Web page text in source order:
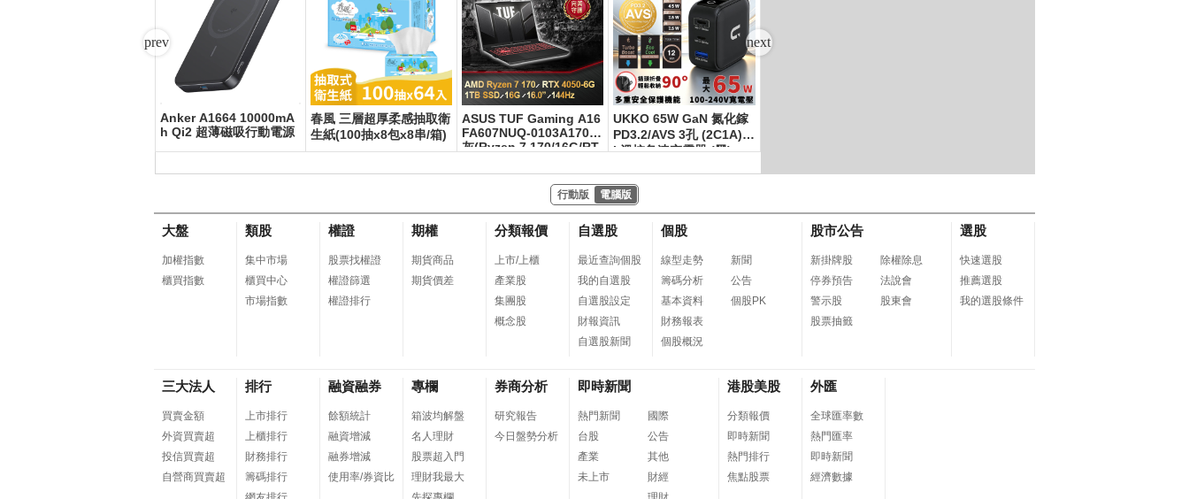
Anker A1664 10000mA
h Qi2 超薄磁吸行動電源
春風 三層超厚柔感抽取衛
生紙(100抽x8包x8串/箱)
ASUS TUF Gaming A16
FA607NUQ-0103A170H
灰(Ryzen 7 170/16G/RT
D+/144Hz/16)
UKKO 65W GaN 氮化鎵
PD3.2/AVS 3孔 (2C1A) A
I 溫控急速充電器 (黑)
行動版 電腦版
大盤
加權指數
櫃買指數
類股
集中市場
櫃買中心
市場指數
權證
股票找權證
權證篩選
權證排行
期權
期貨商品
期貨價差
分類報價
上市/上櫃
產業股
集團股
概念股
自選股
最近查詢個股
我的自選股
自選股設定
財報資訊
自選股新聞
個股
線型走勢
籌碼分析
基本資料
財務報表
個股概況
新聞
公告
個股PK
股市公告
新掛牌股
停券預告
警示股
股票抽籤
除權除息
法說會
股東會
選股
快速選股
推薦選股
我的選股條件
三大法人
買賣金額
外資買賣超
投信買賣超
自營商買賣超
排行
上市排行
上櫃排行
財務排行
籌碼排行
融資融券
餘額統計
融資增減
融券增減
使用率/券資比
專欄
箱波均解盤
名人理財
股票超入門
理財我最大
券商分析
研究報告
今日盤勢分析
即時新聞
熱門新聞
台股
產業
未上市
國際
公告
其他
財經
港股美股
分類報價
即時新聞
熱門排行
焦點股票
外匯
全球匯率數
熱門匯率
即時新聞
經濟數據